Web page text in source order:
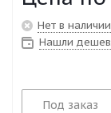
Нет в наличии
Нашли
Под заказ